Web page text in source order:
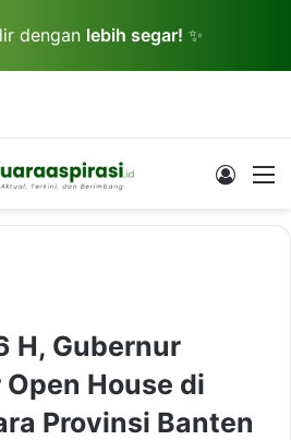
dengan lebih segar! ✨
Log In
H, Gubernur
House di
Provinsi Banten